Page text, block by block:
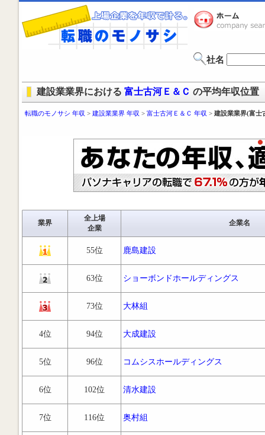
社名
建設業業界における 富士古河Ｅ＆Ｃ の平均年収位置
転職のモノサシ 年収 > 建設業業界 年収 > 富士古河Ｅ＆Ｃ 年収 > 建設業業界(富士
業界
全上場
企業
企業名
55位 鹿島建設
63位 ショーボンドホールディングス
73位 大林組
4位 94位 大成建設
5位 96位 コムシスホールディングス
6位 102位 清水建設
7位 116位 奥村組